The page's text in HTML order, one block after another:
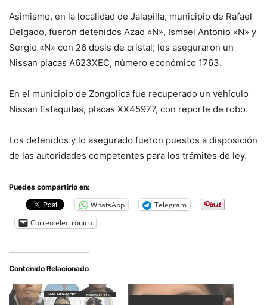
Asimismo, en la localidad de Jalapilla, municipio de Rafael
Delgado, fueron detenidos Azad «N», Ismael Antonio «N» y
Sergio «N» con 26 dosis de cristal; les aseguraron un
Nissan placas A623XEC, número económico 1763.
En el municipio de Zongolica fue recuperado un vehículo
Nissan Estaquitas, placas XX45977, con reporte de robo.
Los detenidos y lo asegurado fueron puestos a disposición
de las autoridades competentes para los trámites de ley.
Puedes compartirlo en:
WhatsApp
Telegram
Correo electrónico
Contenido Relacionado